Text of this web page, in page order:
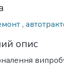
,
опис